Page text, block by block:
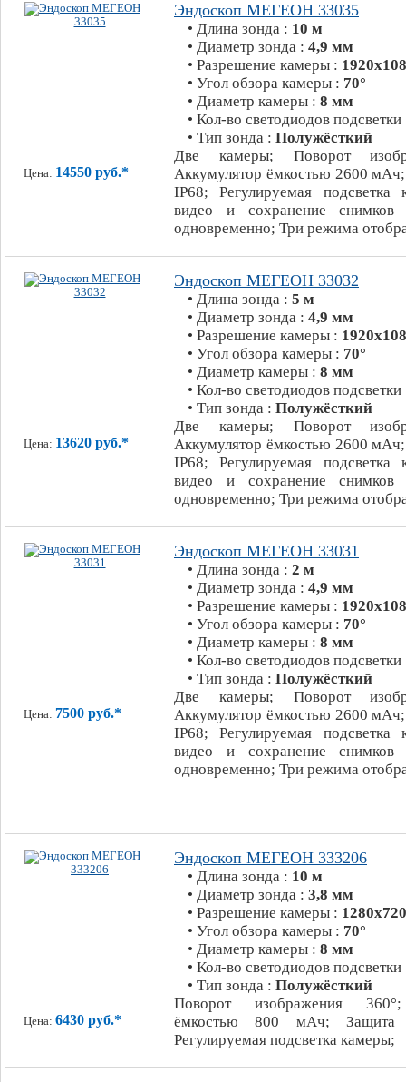
Цена: 14550 руб.*
Эндоскоп МЕГЕОН 33035
• Длина зонда : 10 м
• Диаметр зонда : 4,9 мм
• Разрешение камеры :
• Угол обзора камеры : 70°
• Диаметр камеры : 8 мм
• Кол-во светодиодов
• Тип зонда : Полужёсткий
Две камеры; Поворот
Аккумулятор ёмкостью 2600
IP68; Регулируемая подсветка
видео и сохранение
одновременно; Три режима
Цена: 13620 руб.*
Эндоскоп МЕГЕОН 33032
• Длина зонда : 5 м
• Диаметр зонда : 4,9 мм
• Разрешение камеры :
• Угол обзора камеры : 70°
• Диаметр камеры : 8 мм
• Кол-во светодиодов
• Тип зонда : Полужёсткий
Две камеры; Поворот
Аккумулятор ёмкостью 2600
IP68; Регулируемая подсветка
видео и сохранение
одновременно; Три режима
Цена: 7500 руб.*
Эндоскоп МЕГЕОН 33031
• Длина зонда : 2 м
• Диаметр зонда : 4,9 мм
• Разрешение камеры :
• Угол обзора камеры : 70°
• Диаметр камеры : 8 мм
• Кол-во светодиодов
• Тип зонда : Полужёсткий
Две камеры; Поворот
Аккумулятор ёмкостью 2600
IP68; Регулируемая подсветка
видео и сохранение
одновременно; Три режима
Цена: 6430 руб.*
Эндоскоп МЕГЕОН 333206
• Длина зонда : 10 м
• Диаметр зонда : 3,8 мм
• Разрешение камеры :
• Угол обзора камеры : 70°
• Диаметр камеры : 8 мм
• Кол-во светодиодов
• Тип зонда : Полужёсткий
Поворот изображения
ёмкостью 800 мАч; Защита
Регулируемая подсветка камеры;